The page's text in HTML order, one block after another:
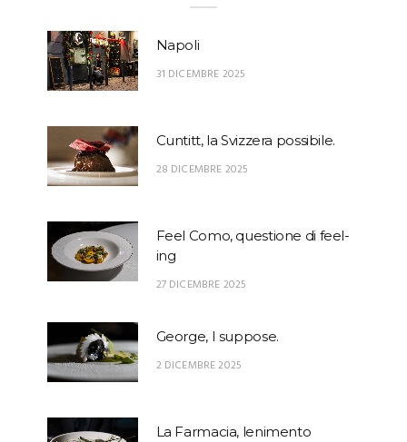
Napoli
31 DICEMBRE 2025
Cuntitt, la Svizzera possibile.
28 DICEMBRE 2025
Feel Como, questione di feel-
ing
27 DICEMBRE 2025
George, I suppose.
2 DICEMBRE 2025
La Farmacia, lenimento